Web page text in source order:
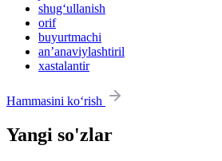
shug‘ullanish
orif
buyurtmachi
anʼanaviylashtiril
xastalantir
Hammasini ko‘rish
Yangi so'zlar